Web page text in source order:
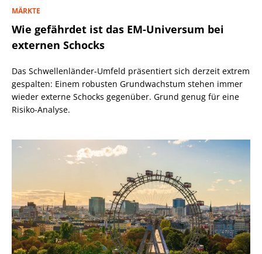
MÄRKTE
Wie gefährdet ist das EM-Universum bei
externen Schocks
Das Schwellenländer-Umfeld präsentiert sich derzeit extrem
gespalten: Einem robusten Grundwachstum stehen immer
wieder externe Schocks gegenüber. Grund genug für eine
Risiko-Analyse.